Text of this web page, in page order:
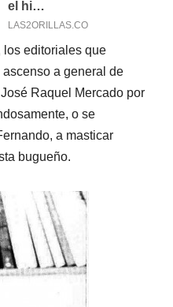
los editoriales que
a general de
Raquel Mercado por
o se
a masticar
bugueño.